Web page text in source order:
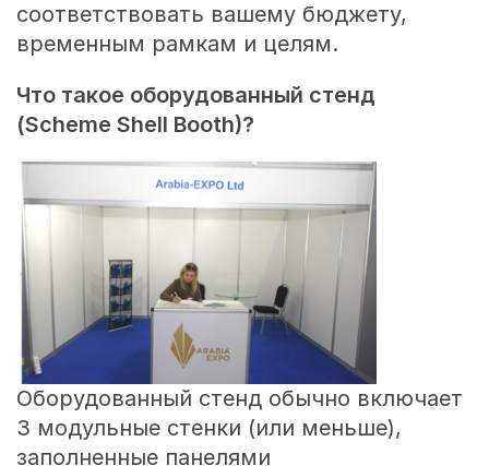
соответствовать вашему бюджету,
временным рамкам и целям.
Что такое оборудованный стенд
(Scheme Shell Booth)?
Оборудованный стенд обычно включает
3 модульные стенки (или меньше),
заполненные панелями